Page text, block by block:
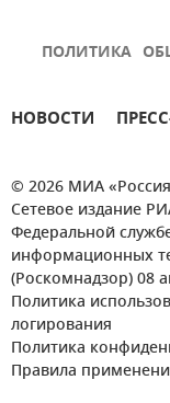
ПОЛИТИКА
НОВОСТИ
© 2026 МИА
Сетевое издание
Федеральной
информационных
(Роскомнадзор) 08
Политика
логирования
Политика
Правила